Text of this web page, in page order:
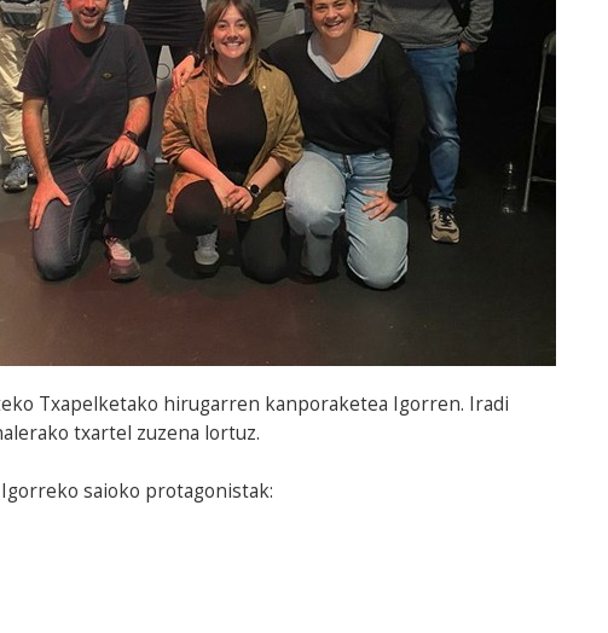
Txapelketako hirugarren kanporaketea Igorren. Iradi
txartel zuzena lortuz.
saioko protagonistak: